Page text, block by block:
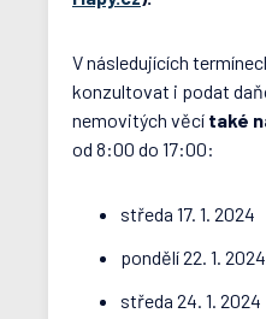
V následujících
konzultovat i podat
nemovitých věcí také
od 8:00 do 17:00:
středa 17. 1. 2024
pondělí 22. 1. 2024
středa 24. 1. 2024